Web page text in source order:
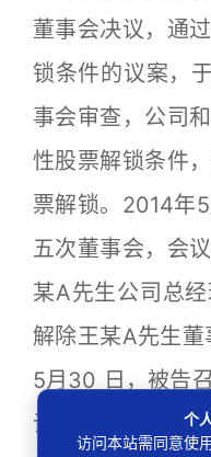
董事会决议，通
锁条件的议案，
事会审查，公司
性股票解锁条件
票解锁。2014年
五次董事会，会
某A先生公司总
解除王某A先生
5月30 日，被告
议审议通过了《个
访问本站需同意使